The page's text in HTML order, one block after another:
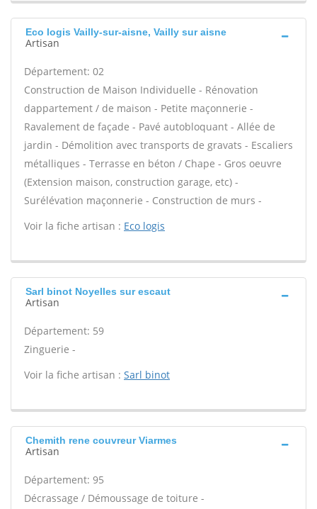
Eco logis Vailly-sur-aisne, Vailly sur aisne
Artisan
Département: 02
Construction de Maison Individuelle - Rénovation
dappartement / de maison - Petite maçonnerie -
Ravalement de façade - Pavé autobloquant - Allée de
jardin - Démolition avec transports de gravats - Escaliers
métalliques - Terrasse en béton / Chape - Gros oeuvre
(Extension maison, construction garage, etc) -
Surélévation maçonnerie - Construction de murs -
Voir la fiche artisan : Eco logis
Sarl binot Noyelles sur escaut
Artisan
Département: 59
Zinguerie -
Voir la fiche artisan : Sarl binot
Chemith rene couvreur Viarmes
Artisan
Département: 95
Décrassage / Démoussage de toiture -